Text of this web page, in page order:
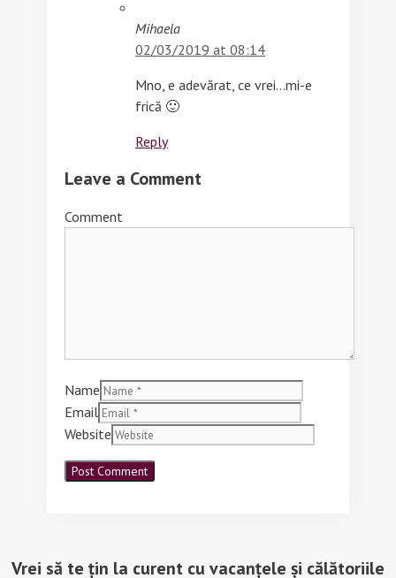
Mihaela
02/03/2019 at 08:14
Mno, e adevărat, ce vrei…mi-e
frică 🙂
Reply
Leave a Comment
Comment
Name
Email
Website
Vrei să te țin la curent cu vacanțele și călătoriile